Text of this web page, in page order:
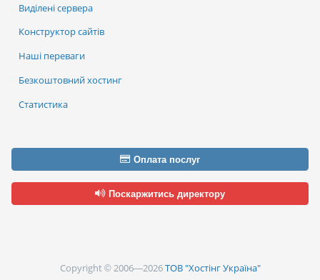
Виділені сервера
Конструктор сайтів
Наші переваги
Безкоштовний хостинг
Статистика
Оплата послуг
Поскаржитись директору
Copyright © 2006—2026ТОВ "Хостінг Україна"